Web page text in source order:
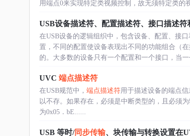
用端点0来实现特定类视频控制，故无须特定类的
USB设备描述符、配置描述符、接口描述符
在USB设备的逻辑组织中，包含设备、配置、接
置，不同的配置使设备表现出不同的功能组合（
的。大多数的设备只有一个配置和一个接口，当
UVC 端点描述符
在USB规范中， 端点描述符用于描述设备的端点
以不存。如果存在，必须是中断类型的，且必须
为0x05．bE......
USB 等时/同步传输、块传输与转换设置在